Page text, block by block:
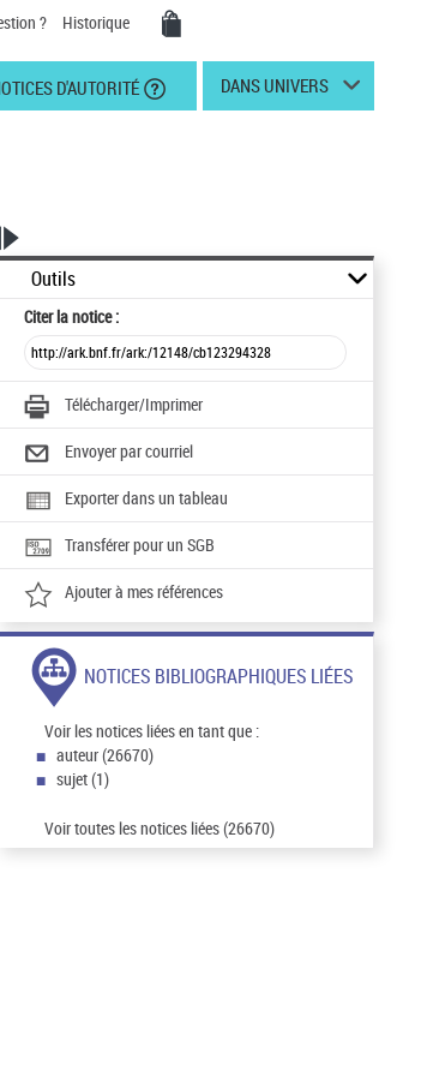
? Historique
D'AUTORITÉ DANS UNIVERS
Outils
Citerla notice :
Télécharger/Imprimer
Envoyer par courriel
Exporter dans un tableau
Transférer pour un SGB
Ajouter à mes références
NOTICES BIBLIOGRAPHIQUES LIÉES
Voir les notices liées en tant que :
auteur (26670)
sujet (1)
Voir toutes les notices liées (26670)